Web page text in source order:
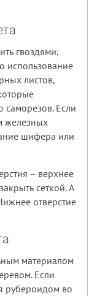
гвоздями,
использование
листов,
Если
железных
шифера или
– верхнее
сеткой. А
отверстие
материалом
Если
рубероидом во